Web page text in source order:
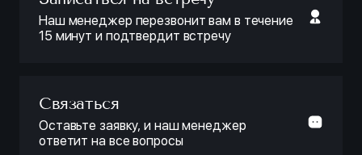
Наш менеджер перезвонит вам в течение
15 минут и подтвердит встречу
Связаться
Оставьте заявку, и наш менеджер
ответит на все вопросы